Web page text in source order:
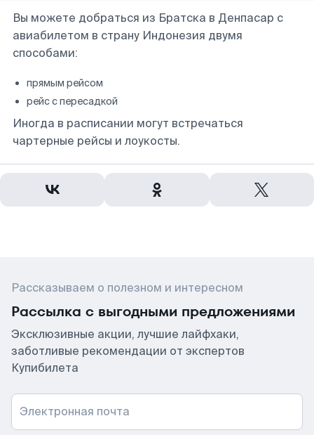
Вы можете добраться из Братска в Денпасар с
авиабилетом в страну Индонезия двумя
способами:
прямым рейсом
рейс с пересадкой
Иногда в расписании могут встречаться
чартерные рейсы и лоукосты.
Рассказываем о полезном и интересном
Рассылка с выгодными предложениями
Эксклюзивные акции, лучшие лайфхаки,
заботливые рекомендации от экспертов
Купибилета
Электронная почта